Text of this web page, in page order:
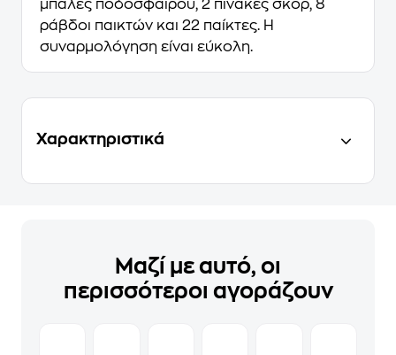
μπάλες ποδοσφαίρου, 2 πίνακες σκορ, 8
ράβδοι παικτών και 22 παίκτες. Η
συναρμολόγηση είναι εύκολη.
Χαρακτηριστικά
Μαζί με αυτό, οι
περισσότεροι αγοράζουν